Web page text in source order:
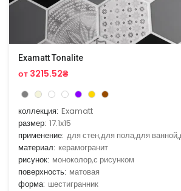
Examatt Tonalite
от 3215.52₴
коллекция: Examatt
размер: 17.1x15
применение: для стен,для пола,для
материал: керамогранит
рисунок: моноколор,с рисунком
поверхность: матовая
форма: шестигранник